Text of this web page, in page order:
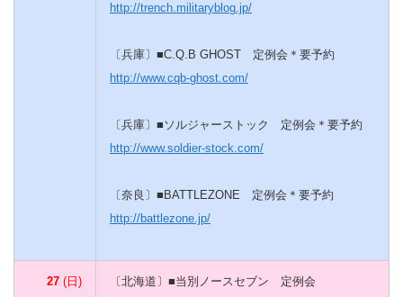
http://trench.militaryblog.jp/
〔兵庫〕■C.Q.B GHOST 定例会＊要予約
http://www.cqb-ghost.com/
〔兵庫〕■ソルジャーストック 定例会＊要予約
http://www.soldier-stock.com/
〔奈良〕■BATTLEZONE 定例会＊要予約
http://battlezone.jp/
27 (日)
〔北海道〕■当別ノースセブン 定例会